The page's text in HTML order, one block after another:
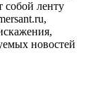
собой ленту
новостей